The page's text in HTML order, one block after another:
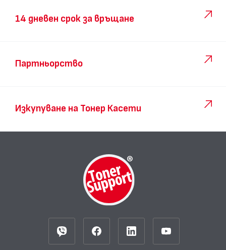
14 дневен срок за връщане
Партньорство
Изкупуване на Тонер Касети